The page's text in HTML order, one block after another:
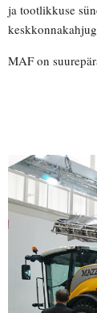
ja tootlikkuse
MAF on